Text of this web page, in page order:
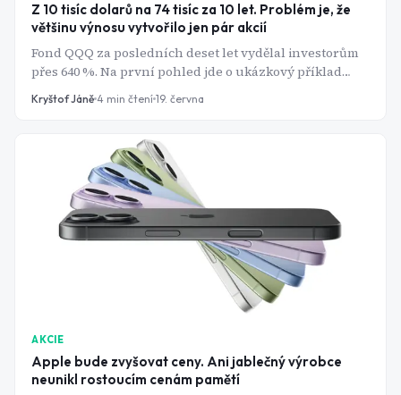
Z 10 tisíc dolarů na 74 tisíc za 10 let. Problém je, že
většinu výnosu vytvořilo jen pár akcií
Fond QQQ za posledních deset let vydělal investorům
přes 640 %. Na první pohled jde o ukázkový příklad
pasivního investování. Za mimořádným výkonem ale
stojí hrstka technologických gigantů, jejichž valuace se
si tento fond však přímo koupit nemůže.
Kryštof Jáně 4 min čtení 19. června
AKCIE
Apple bude zvyšovat ceny. Ani jablečný výrobce
neunikl rostoucím cenám pamětí